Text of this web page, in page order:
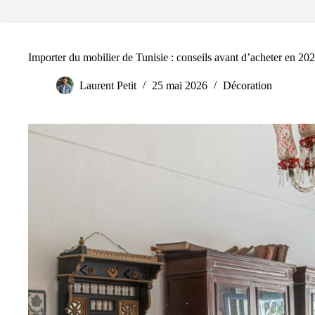
Importer du mobilier de Tunisie : conseils avant d’acheter en
Laurent Petit 25 mai 2026 Décoration